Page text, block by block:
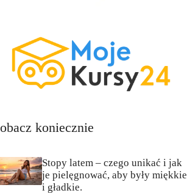
koniecznie
Stopy latem – czego unikać i jak
je pielęgnować, aby były miękkie
i gładkie.